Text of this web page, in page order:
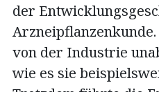
der
von der Industrie
wie es sie